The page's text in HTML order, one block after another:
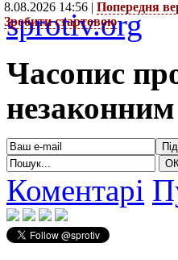
8.08.2026 14:56 | Попередня
Зробити стартовою
sprotiv.org
Часопис
Коментарі